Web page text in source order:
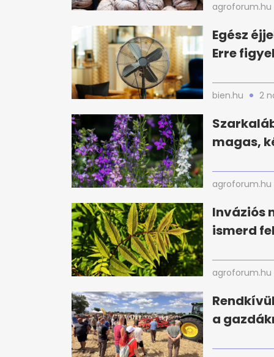
agroforum.hu
Egész
Erre
bien.hu 2
magas,
agroforum.hu
Inváziós
ismerd
agroforum.hu
a